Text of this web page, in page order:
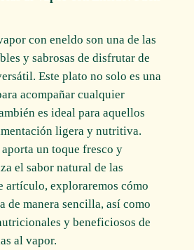
con eneldo son una de las
y sabrosas de disfrutar de
Este plato no solo es una
acompañar cualquier
es ideal para aquellos
ligera y nutritiva.
un toque fresco y
el sabor natural de las
artículo, exploraremos cómo
de manera sencilla, así como
y beneficiosos de
al vapor.